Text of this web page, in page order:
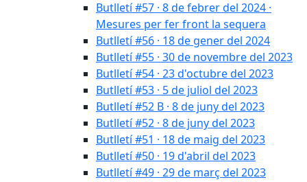
Butlletí #57 · 8 de febrer del 2024 ·
Mesures per fer front la sequera
Butlletí #56 · 18 de gener del 2024
Butlletí #55 · 30 de novembre del 2023
Butlletí #54 · 23 d'octubre del 2023
Butlletí #53 · 5 de juliol del 2023
Butlletí #52 B · 8 de juny del 2023
Butlletí #52 · 8 de juny del 2023
Butlletí #51 · 18 de maig del 2023
Butlletí #50 · 19 d'abril del 2023
Butlletí #49 · 29 de març del 2023